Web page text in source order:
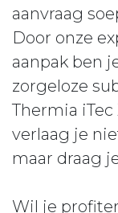
aanvraag
Door onze
aanpak ben
zorgeloze
Thermia
verlaag je
maar draag
Wil je